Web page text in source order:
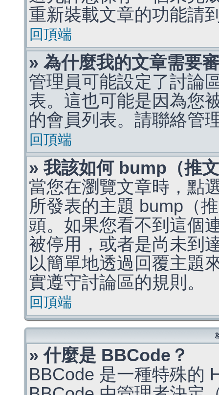
重新裝載文章的功能請
回頂端
» 為什麼我的文章需要
管理員可能設定了討論
表。這也可能是因為您
的會員列表。請聯絡管
回頂端
» 我該如何 bump（推
當您在瀏覽文章時，點
所發表的主題 bump（
頭。如果您看不到這個
被停用，或者是尚未到
以簡單地透過回覆主題
實遵守討論區的規則。
回頂端
» 什麼是 BBCode？
BBCode 是一種特殊的